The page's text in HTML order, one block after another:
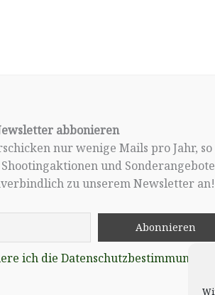
abbonieren
nur wenige Mails pro Jahr,
und
zu unserem Newsletter an!
ich die Datenschutzbestimmungen